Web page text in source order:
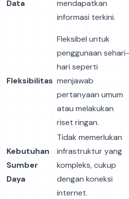
Data
mendapatkan
informasi terkini.
Fleksibilitas
Fleksibel untuk
penggunaan sehari-
hari seperti
menjawab
pertanyaan umum
atau melakukan
riset ringan.
Kebutuhan
Sumber
Daya
Tidak memerlukan
infrastruktur yang
kompleks, cukup
dengan koneksi
internet.